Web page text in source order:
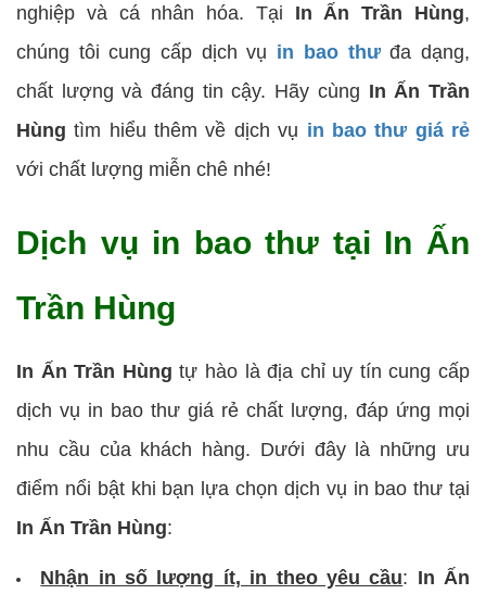
nghiệp và cá nhân hóa. Tại In Ấn Trần Hùng,
chúng tôi cung cấp dịch vụ in bao thưđa dạng,
chất lượng và đáng tin cậy. Hãy cùng In Ấn Trần
Hùng tìm hiểu thêm về dịch vụ in bao thư giá rẻ
với chất lượng miễn chê nhé!
Dịch vụ in bao thư tại In Ấn
Trần Hùng
In Ấn Trần Hùng tự hào là địa chỉ uy tín cung cấp
dịch vụ in bao thư giá rẻ chất lượng, đáp ứng mọi
nhu cầu của khách hàng. Dưới đây là những ưu
điểm nổi bật khi bạn lựa chọn dịch vụ in bao thư tại
In Ấn Trần Hùng:
Nhận in số lượng ít, in theo yêu cầu: In Ấn